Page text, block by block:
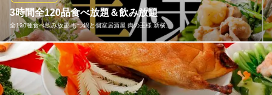
神奈川県横浜市港北区新横浜2-3-10 YK-8ビル5F
3時間全120品食べ放題＆飲み放題
全120種食べ飲み放題 もつ鍋と個室居酒屋 肉の王様 新横…
もつ鍋や赤身肉が食べ放題のプラン全品食べ放題＆飲み放題が300
0円~！さらには、生ビール、ハイボール、サワー、カクテル、ソ
フトドリンク、各種、アルコールを含む全種類が豊富なドリンク